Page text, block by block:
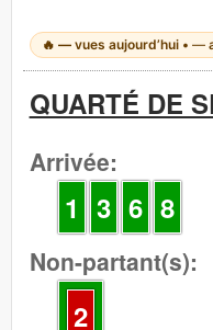
🔥 —vues aujourd’hui • —
QUARTÉ DE
Arrivée:
1 3 6 8
Non-partant(s):
2